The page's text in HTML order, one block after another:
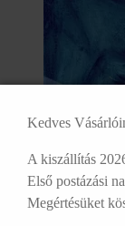
Kedves
A kiszállítás
Első postázási
Megértésüket